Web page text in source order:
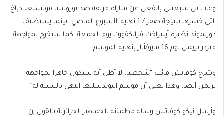
list
of
2
items
end
of
list
وغاب بن سبعيني بالفعل عن مباراة فريقه ضد بوروسيا مونشنغلادباخ
التي خسرها بنتيجة صفر / 1 نهاية الأسبوع الماضي، بينما يستضيف
دورتموند نظيره آينتراخت فرانكفورت يوم الجمعة، كما سيخرج لمواجهة
فيردر بريمن يوم 16 مايو/أيار بنهاية الموسم.
وشرح كوفاتش قائلا: “شخصيا، لا أظن أنه سيكون جاهزا لمواجهة
بريمن أيضا، وهذا يعني أن موسم البوندسليغا انتهى بالنسبة له”.
وأرسل نيكو كوفاتش رسالة مطمئنة للجماهير الجزائرية بالقول إن